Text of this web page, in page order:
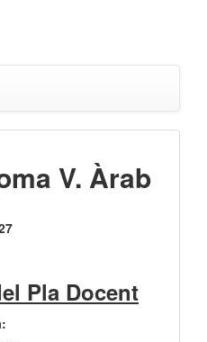
V. Àrab
Pla Docent